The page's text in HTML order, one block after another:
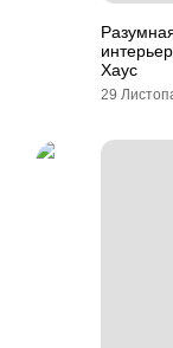
Хаус
29